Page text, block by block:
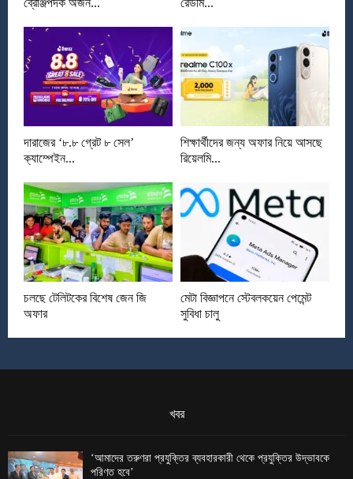
দারাজের ‘৮.৮ গ্রেট ৮ সেল’
ক্যাম্পেইন...
শিক্ষার্থীদের জন্য অফার নিয়ে আসছে
রিয়েলমি...
চলছে টেলিটকের বিশেষ জেন জি
অফার
মেটা বিজ্ঞাপনে স্টেবলকয়েন পেমেন্ট
সুবিধা চালু
খবর
‘আমাদের তরুণরা প্রযুক্তির ব্যবহারকারী থেকে প্রযুক্তির উদ্ভাবকে
পরিণত হবে’